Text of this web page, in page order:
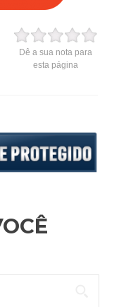
Dê a sua nota para
esta página